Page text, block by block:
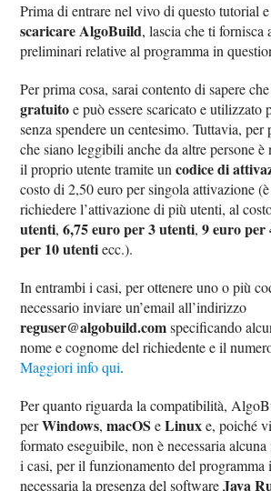
Prima di entrare nel vivo di questo tutorial
scaricare AlgoBuild, lascia che ti
preliminari relative al programma in
Per prima cosa, sarai contento di sapere che
gratuitoe può essere scaricato e utilizzato
senza spendere un centesimo. Tuttavia,
che siano leggibili anche da altre persone è
il proprio utente tramite uncodice di
costo di 2,50 euro per singola attivazione
richiedere l’attivazione di più utenti, al
utenti,6,75 euro per 3 utenti,9 euro per
per 10 utentiecc.).
In entrambi i casi, per ottenere uno o più
necessario inviare un’email all’indirizzo
reguser@algobuild.comspecificando
nome e cognome del richiedente e il
Maggiori info qui.
Per quanto riguarda la compatibilità,
perWindows,macOS eLinuxe, poiché
formato eseguibile, non è necessaria
i casi, per il funzionamento del programma
necessaria la presenza del softwareJava